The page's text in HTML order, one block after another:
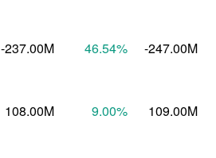
-237.00M 46.54% -247.00M
108.00M 9.00% 109.00M